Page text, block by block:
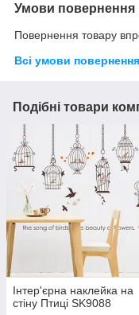
Умови повернення
Повернення товару
Всі умови повернення
Подібні товари
Інтер'єрна наклейка на
стіну Птиці SK9088